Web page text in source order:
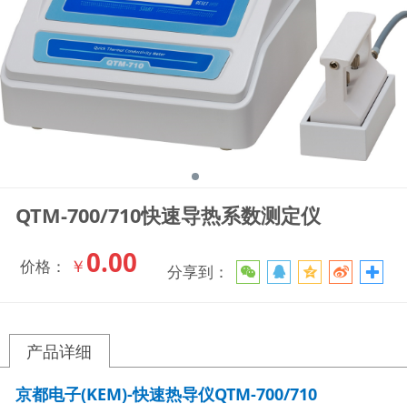
QTM-700/710快速导热系数测定仪
价格： ￥ 0.00 分享到：
产品详细
京都电子(KEM)-快速热导仪QTM-700/710